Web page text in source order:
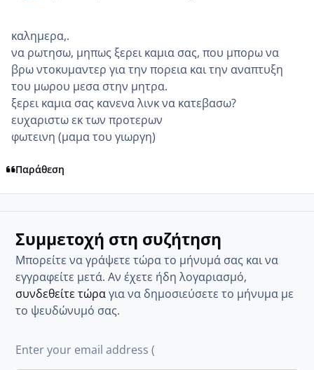
καλημερα,.
να ρωτησω, μηπως ξερει καμια σας, που μπορω να
βρω ντοκυμαντερ για την πορεια και την αναπτυξη
του μωρου μεσα στην μητρα.
ξερει καμια σας κανενα λινκ να κατεβασω?
ευχαριστω εκ των προτερων
φωτεινη (μαμα του γιωργη)
Παράθεση
Συμμετοχή στη συζήτηση
Μπορείτε να γράψετε τώρα το μήνυμά σας και να
εγγραφείτε μετά. Αν έχετε ήδη λογαριασμό,
συνδεθείτε τώραγια να δημοσιεύσετε το μήνυμα με
το ψευδώνυμό σας.